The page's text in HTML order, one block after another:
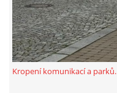
Kropení komunikací a parků.